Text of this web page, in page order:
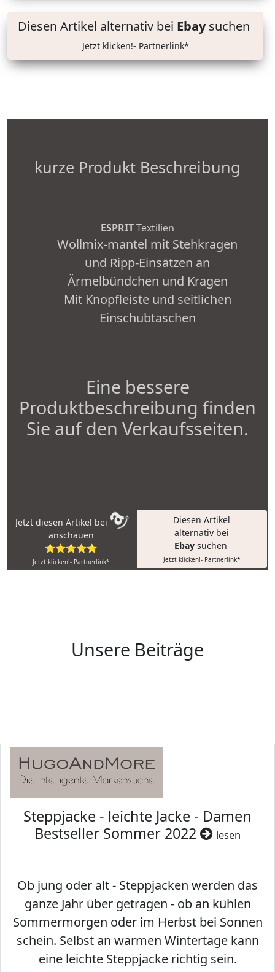
Diesen Artikel alternativ bei Ebaysuchen
Jetzt klicken!- Partnerlink*
kurze Produkt Beschreibung
ESPRITTextilien
Wollmix-mantel mit Stehkragen
und Ripp-Einsätzen an
Ärmelbündchen und Kragen
Mit Knopfleiste und seitlichen
Einschubtaschen
Eine bessere
Produktbeschreibung finden
Sie auf den Verkaufsseiten.
Jetzt diesen Artikel bei
anschauen
⭐⭐⭐⭐⭐
Jetzt klicken!- Partnerlink*
Diesen Artikel
alternativ bei
Ebay suchen
Jetzt klicken!- Partnerlink*
Unsere Beiträge
Steppjacke - leichte Jacke - Damen
Bestseller Sommer 2022
lesen
Ob jung oder alt - Steppjacken werden das
ganze Jahr über getragen - ob an kühlen
Sommermorgen oder im Herbst bei Sonnen
schein. Selbst an warmen Wintertage kann
eine leichte Steppjacke richtig sein.